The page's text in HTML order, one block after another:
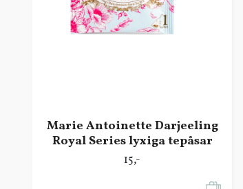
Marie Antoinette Darjeeling
Royal Series lyxiga tepåsar
15,-